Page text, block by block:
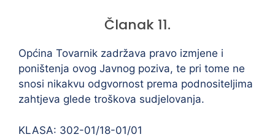
Članak 11.
Općina Tovarnik zadržava pravo izmjene i
poništenja ovog Javnog poziva, te pri tome ne
snosi nikakvu odgvornost prema podnositeljima
zahtjeva glede troškova sudjelovanja.
KLASA: 302-01/18-01/01